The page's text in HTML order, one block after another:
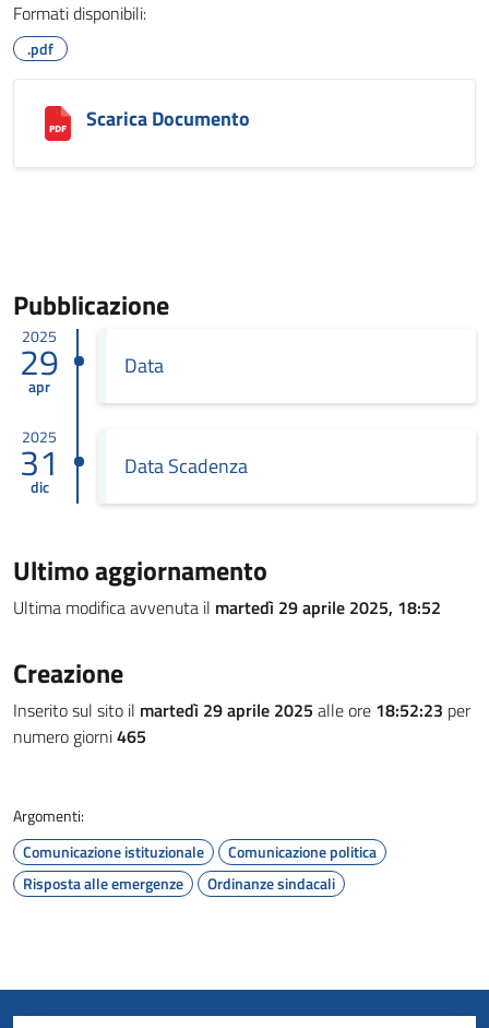
Formati disponibili:
.pdf
Scarica Documento
Pubblicazione
2025
29
apr
Data
2025
31
dic
Data Scadenza
Ultimo aggiornamento
Ultima modifica avvenuta il martedì 29 aprile 2025, 18:52
Creazione
Inserito sul sito il martedì 29 aprile 2025 alle ore 18:52:23 per
numero giorni465
Argomenti:
Comunicazione istituzionale
Comunicazione politica
Risposta alle emergenze
Ordinanze sindacali